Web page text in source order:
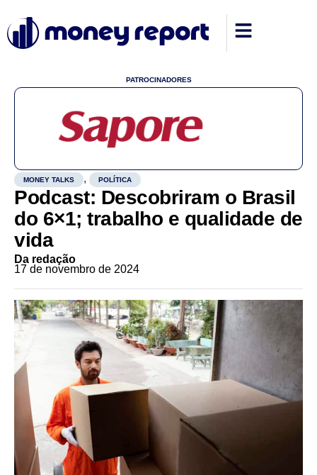
PATROCINADORES
MONEY TALKS , POLÍTICA
Podcast: Descobriram o Brasil
do 6×1; trabalho e qualidade de
vida
Da redação
17 de novembro de 2024